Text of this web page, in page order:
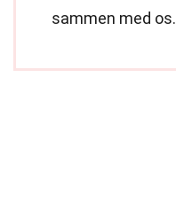
sammen med os.